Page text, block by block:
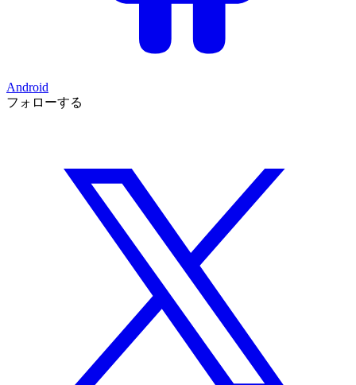
Android
フォローする